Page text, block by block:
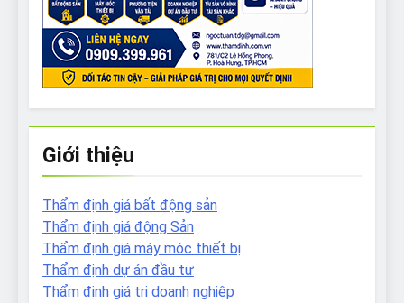
Giới thiệu
Thẩm định giá bất động sản
Thẩm định giá động Sản
Thẩm định giá máy móc thiết bị
Thẩm định dự án đầu tư
Thẩm định giá tri doanh nghiệp